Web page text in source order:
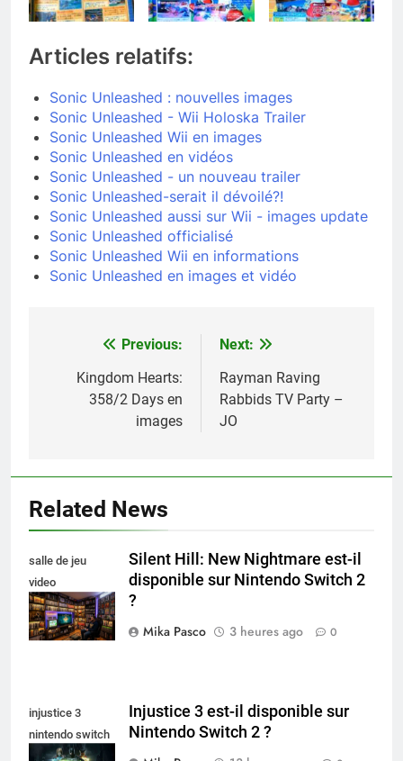
Articles relatifs:
Sonic Unleashed : nouvelles images
Sonic Unleashed - Wii Holoska Trailer
Sonic Unleashed Wii en images
Sonic Unleashed en vidéos
Sonic Unleashed - un nouveau trailer
Sonic Unleashed-serait il dévoilé?!
Sonic Unleashed aussi sur Wii - images update
Sonic Unleashed officialisé
Sonic Unleashed Wii en informations
Sonic Unleashed en images et vidéo
NavigationPrevious:
Kingdom Hearts:
358/2 Days en
images
Next:
Rayman Raving
Rabbids TV Party –
JO
Related News
salle de jeu
video
collectionneur
Silent Hill: New Nightmare est-il
disponible sur Nintendo Switch 2
?
Mika Pasco
3 heures ago 0
injustice 3
nintendo switch
Injustice 3 est-il disponible sur
Nintendo Switch 2 ?